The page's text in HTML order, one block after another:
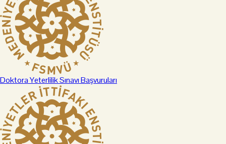
Doktora Yeterlilik Sınavı Başvuruları